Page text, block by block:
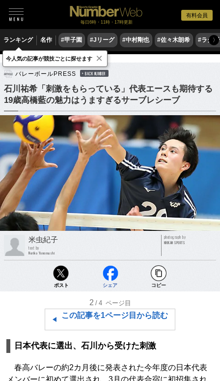
有料会員
毎日6時・11時・17時更新
ランキング 名作 #甲子園 #Jリーグ #中村剛也 #佐々木朗希 #ラグ〉
バレーボール バレーボール日本代表
バレーボールPRESS BACK NUMBER
石川祐希「刺激をもらっている」代表エースも期待する
19歳高橋藍の魅力はうますぎるサーブレシーブ
米虫紀子
text by
Noriko Yonemushi
photograph by
NIKKAN SPORTS
ポスト シェア コピー
2 /4 ページ目
この記事を1ページ目から読む
日本代表に選出、石川から受けた刺激
春高バレーの約2カ月後に発表された今年度の日本代表
今人気の記事が競技ごとに探せます ×